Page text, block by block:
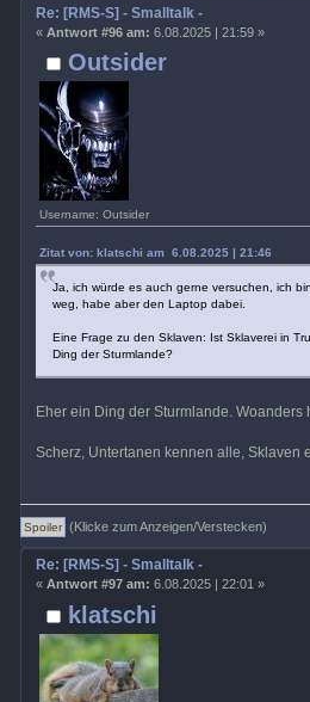
Outsider
Username: Outsider
Re: [RMS-S] - Smalltalk -
« Antwort #96 am: 6.08.2025 | 21:59 »
Zitat von: klatschi am 6.08.2025 | 21:46
Ja, ich würde es auch gerne versuchen, ich
weg, habe aber den Laptop dabei.
Eine Frage zu den Sklaven: Ist Sklaverei in
Ding der Sturmlande?
Eher ein Ding der Sturmlande.
Scherz, Untertanen kennen alle, Sklaven
(Klicke zum Anzeigen/Verstecken)
klatschi
Re: [RMS-S] - Smalltalk -
« Antwort #97 am: 6.08.2025 | 22:01 »